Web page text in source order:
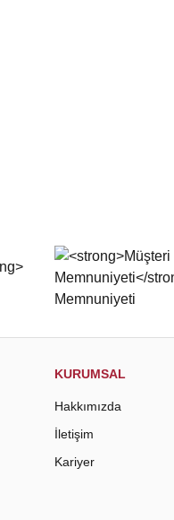
KURUMSAL
Hakkımızda
İletişim
Kariyer